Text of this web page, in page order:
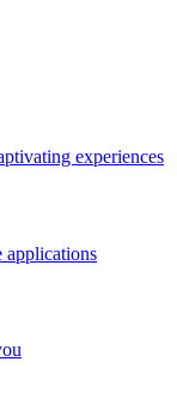
experiences
applications